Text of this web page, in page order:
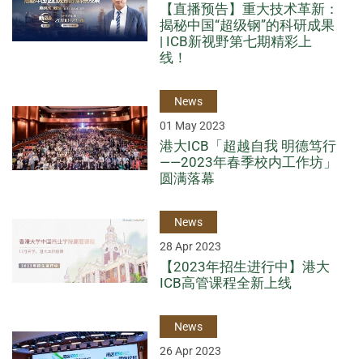
【直播预告】重大技术革新：
揭秘中国“超级钢”的科研成果
| ICB新视野第七期精彩上
线！
News
01 May 2023
港大ICB「超越自我 明德笃行
——2023年春季校内工作坊」
圆满落幕
News
28 Apr 2023
【2023年招生进行中】港大
ICB高管课程全新上线
News
26 Apr 2023